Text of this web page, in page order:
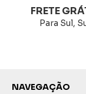
FRETE
Para Sul,
NAVEGAÇÃO